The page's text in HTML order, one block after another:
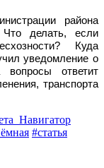
района
делать, если
Куда
уведомление о
вопросы ответит
транспорта
#статья